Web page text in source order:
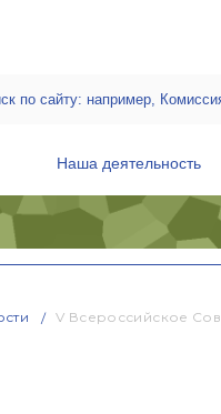
Наша деятельность
V Всероссийское